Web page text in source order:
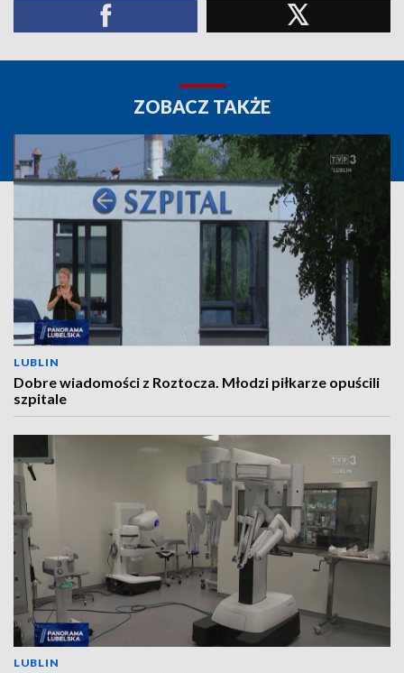
ZOBACZ TAKŻE
LUBLIN
Dobre wiadomości z Roztocza. Młodzi piłkarze opuścili
szpitale
LUBLIN